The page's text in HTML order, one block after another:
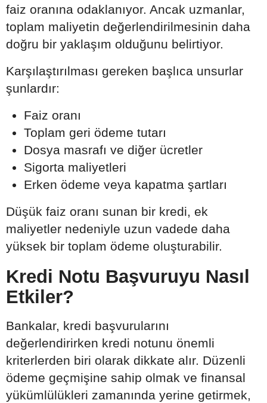
faiz oranına odaklanıyor. Ancak uzmanlar,
toplam maliyetin değerlendirilmesinin daha
doğru bir yaklaşım olduğunu belirtiyor.
Karşılaştırılması gereken başlıca unsurlar
şunlardır:
Faiz oranı
Toplam geri ödeme tutarı
Dosya masrafı ve diğer ücretler
Sigorta maliyetleri
Erken ödeme veya kapatma şartları
Düşük faiz oranı sunan bir kredi, ek
maliyetler nedeniyle uzun vadede daha
yüksek bir toplam ödeme oluşturabilir.
Kredi Notu Başvuruyu Nasıl
Etkiler?
Bankalar, kredi başvurularını
değerlendirirken kredi notunu önemli
kriterlerden biri olarak dikkate alır. Düzenli
ödeme geçmişine sahip olmak ve finansal
yükümlülükleri zamanında yerine getirmek,